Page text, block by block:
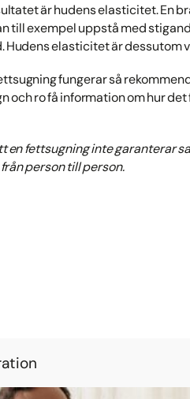
är hudens elasticitet. En
till exempel uppstå med
Hudens elasticitet är dessutom
fungerar så
och ro få information om hur
en fettsugning inte garanterar
person till person.